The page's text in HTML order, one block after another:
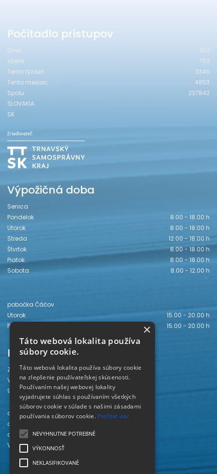
Počítadlo prístupov
Dnes
601
Včera
753
Tento týždeň
3345
Tento mesiac
4853
Spolu
237842
SLOVAKIA
SK
Výpožičná doba
Senica
Pondelok
8.00 - 18.00 h
Utorok
8.00 - 18.00 h
Streda
12.00 - 18.00 h
Štvrtok
8.00 - 18.00 h
Piatok
8.00 - 18.00 h
Sobota
8.00 - 12.00 h
pobočka Čáčov
Utorok
15.00 - 20.00 h
Piatok
15.00 - 20.00 h
Kontakt
Záhorská knižnica
Vajanského 28
905 01 Senica
odd. beletrie 034/654 3780
odd. odbornej literatúry 034/651 2710
odd. pre deti a mládež 034/654 6519
Viac kontaktov nájdete
×
Táto webová lokalita používa
súbory cookie.
Táto webová lokalita používa súbory cookie
na zlepšenie používateľskej skúsenosti.
Používaním našej webovej lokality
vyjadrujete súhlas s používaním všetkých
súborov cookie v súlade s našimi zásadami
používania súborov cookie. Prečítať viac
NEVYHNUTNE POTREBNÉ
VÝKONNOSŤ
NEKLASIFIKOVANÉ